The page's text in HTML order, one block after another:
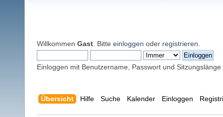
Willkommen Gast . Bitte einloggen oder registrieren
Einloggen mit Benutzername, Passwort und Sitzungslänge
Übersicht Hilfe Suche Kalender Einloggen